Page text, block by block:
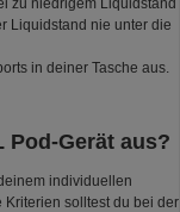
Liquidstand nie unter die
in deiner Tasche aus.
Pod-Gerät aus?
individuellen
solltest du bei der